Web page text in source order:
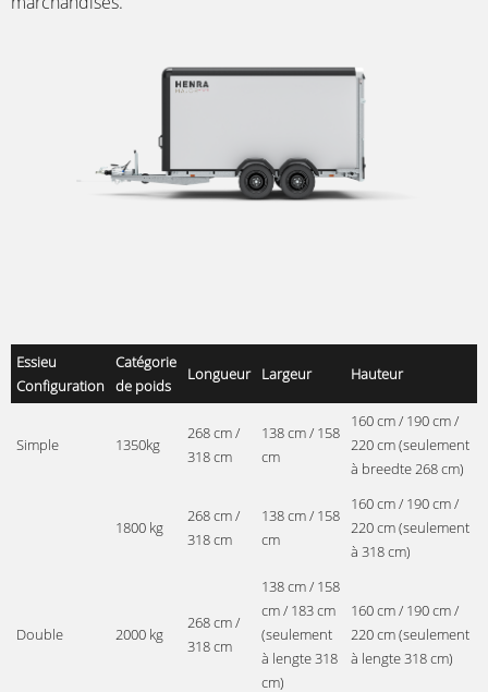
Essieu
Configuration
Catégorie
de poids
Longueur Largeur Hauteur
Simple 1350kg
268 cm /
318 cm
138 cm / 158
cm
160 cm / 190 cm /
220 cm (seulement
à breedte 268 cm)
1800 kg
268 cm /
318 cm
138 cm / 158
cm
160 cm / 190 cm /
220 cm (seulement
à 318 cm)
Double 2000 kg
268 cm /
318 cm
138 cm / 158
cm / 183 cm
(seulement
à lengte 318
cm)
160 cm / 190 cm /
220 cm (seulement
à lengte 318 cm)